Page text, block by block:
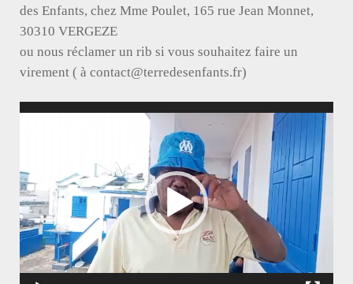
2010
a financé
mobilier
scolaire, 50
dictionnaires
neufs, des
teeshirts… en
2010
a financé en
Nouna, et
obtenu tout le
matériel de
distribution
d’eau et de
micro
arrosage en
2010
des Enfants, chez Mme Poulet, 165 rue Jean Monnet,
30310 VERGEZE
ou nous réclamer un rib si vous souhaitez faire un
virement ( à contact@terredesenfants.fr)
Lecteur